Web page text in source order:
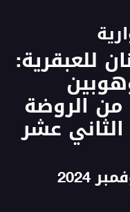
للعبقرية:
من الروضة
عشر